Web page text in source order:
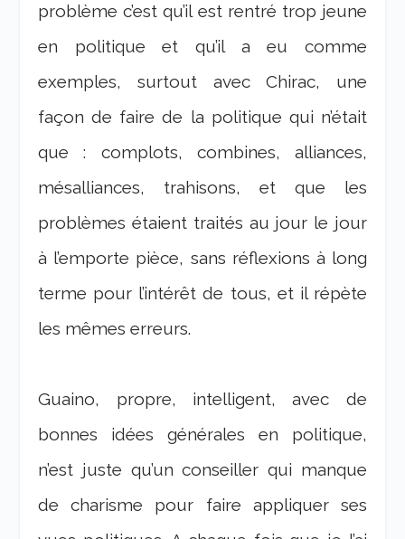
problème c’est qu’il est rentré trop jeune
en politique et qu’il a eu comme
exemples, surtout avec Chirac, une
façon de faire de la politique qui n’était
que : complots, combines, alliances,
mésalliances, trahisons, et que les
problèmes étaient traités au jour le jour
à l’emporte pièce, sans réflexions à long
terme pour l’intérêt de tous, et il répète
les mêmes erreurs.
Guaino, propre, intelligent, avec de
bonnes idées générales en politique,
n’est juste qu’un conseiller qui manque
de charisme pour faire appliquer ses